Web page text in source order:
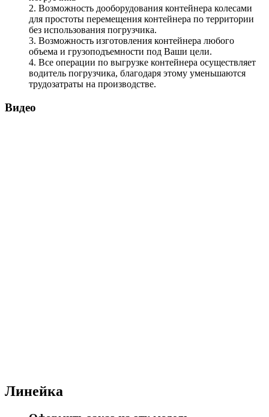
2. Возможность дооборудования контейнера колесами
для простоты перемещения контейнера по территории
без использования погрузчика.
3. Возможность изготовления контейнера любого
объема и грузоподъемности под Ваши цели.
4. Все операции по выгрузке контейнера осуществляет
водитель погрузчика, благодаря этому уменьшаются
трудозатраты на производстве.
Видео
Линейка